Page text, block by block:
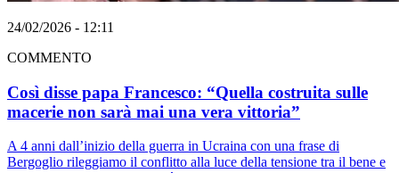
24/02/2026 - 12:11
COMMENTO
Così disse papa Francesco: “Quella costruita sulle
macerie non sarà mai una vera vittoria”
A 4 anni dall’inizio della guerra in Ucraina con una frase di
Bergoglio rileggiamo il conflitto alla luce della tensione tra il bene e